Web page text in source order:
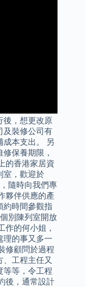
後，想更改原
及裝修公司有
成本支出。 另
保養期限，
的香港家居資
室，歡迎於
隨時向我們專
夥伴供應的產
約時間參觀指
別陳列室開放
作的何小姐，
理的事又多一
修顧問於過程
工程主任又
等等，令工程
後，通常設計